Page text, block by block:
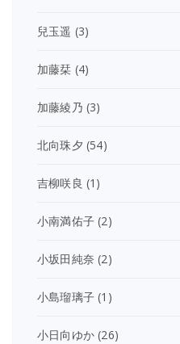
兒玉遥 (3)
加藤栞 (4)
加藤綾乃 (3)
北向珠夕 (54)
吉柳咲良 (1)
小南満佑子 (2)
小坂田純奈 (2)
小島瑠璃子 (1)
小日向ゆか (26)